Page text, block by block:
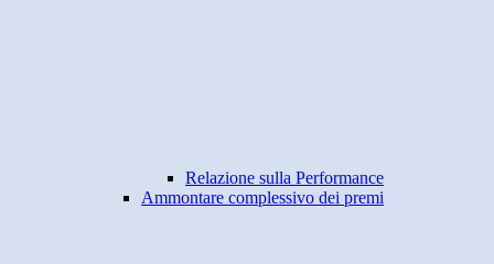
Relazione sulla Performance
Ammontare complessivo dei premi